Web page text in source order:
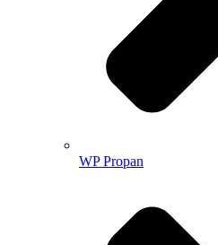
WP Propan